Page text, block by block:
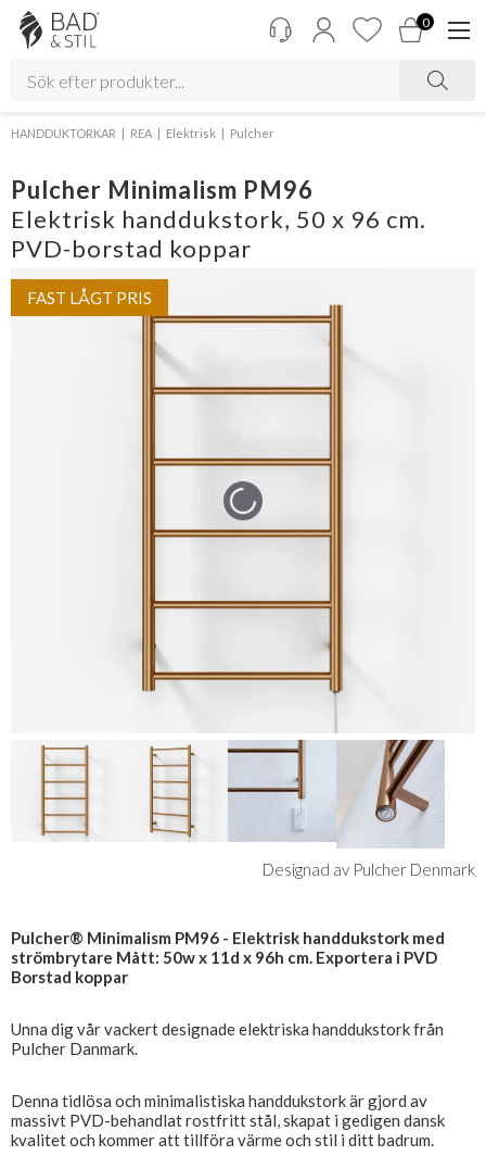
0
HANDDUKTORKAR REA Elektrisk Pulcher
Pulcher Minimalism PM96
Elektrisk handdukstork, 50 x 96 cm.
PVD-borstad koppar
FAST LÅGT PRIS
Designad av Pulcher Denmark
Pulcher® Minimalism PM96 - Elektrisk handdukstork med
strömbrytare Mått: 50w x 11d x 96h cm. Exportera i PVD
Borstad koppar
Unna dig vår vackert designade elektriska handdukstork från
Pulcher Danmark.
Denna tidlösa och minimalistiska handdukstork är gjord av
massivt PVD-behandlat rostfritt stål, skapat i gedigen dansk
kvalitet och kommer att tillföra värme och stil i ditt badrum.